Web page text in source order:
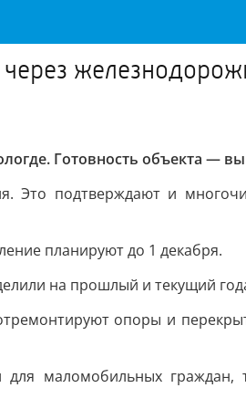
Готовность объекта —
Это подтверждают и
планируют до 1 декабря.
на прошлый и текущий
опоры и
маломобильных граждан,